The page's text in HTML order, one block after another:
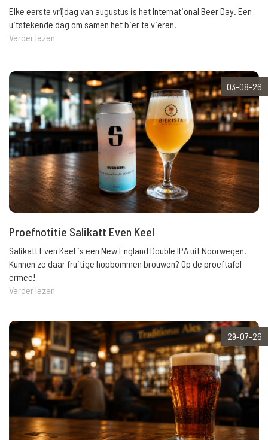
Elke eerste vrijdag van augustus is het International Beer Day. Een
uitstekende dag om samen het bier te vieren.
Verder lezen
03-08-26
Proefnotitie Salikatt Even Keel
Salikatt Even Keel is een New England Double IPA uit Noorwegen.
Kunnen ze daar fruitige hopbommen brouwen? Op de proeftafel
ermee!
Verder lezen
29-07-26